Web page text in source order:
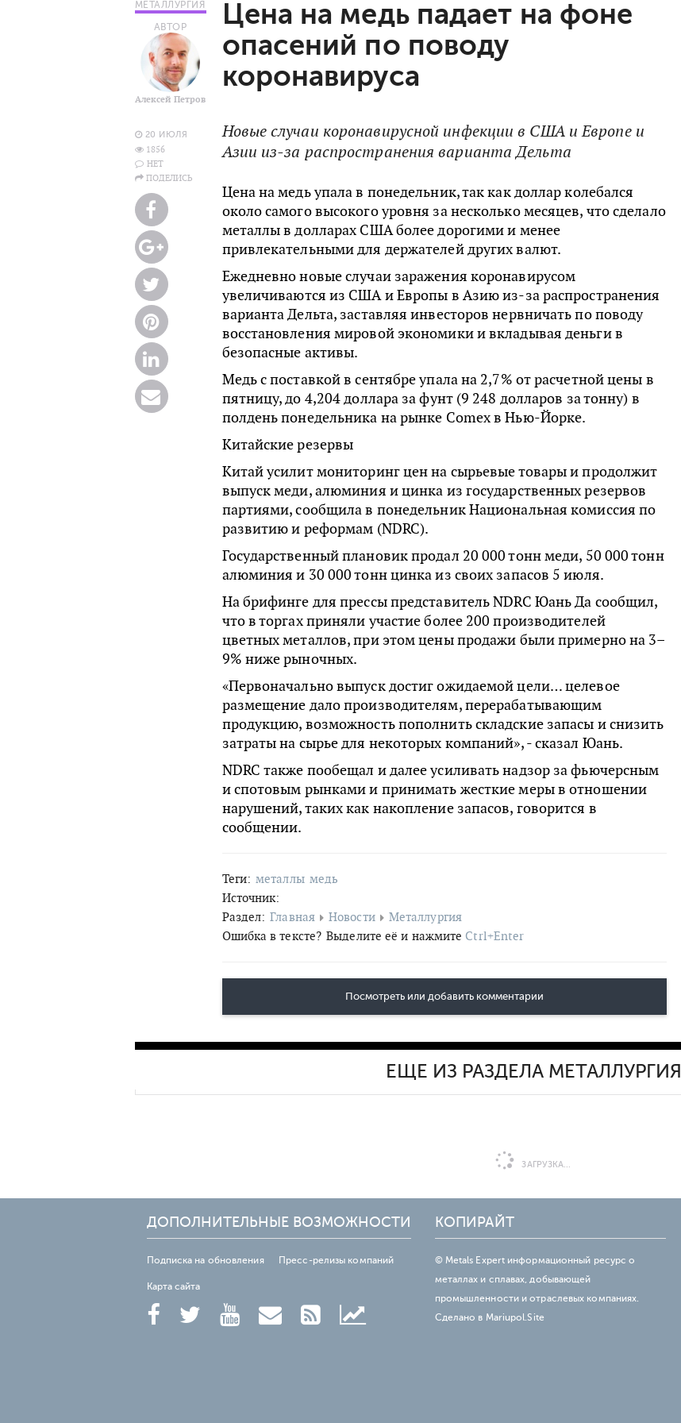
МЕТАЛЛУРГИЯ
АВТОР
Алексей Петров
20 ИЮЛЯ
1856
НЕТ
ПОДЕЛИСЬ
Цена на медь падает на фоне
опасений по поводу
коронавируса
Новые случаи коронавирусной инфекции в США и Европе и
Азии из-за распространения варианта Дельта
Цена на медь упала в понедельник, так как доллар колебался
около самого высокого уровня за несколько месяцев, что сделало
металлы в долларах США более дорогими и менее
привлекательными для держателей других валют.
Ежедневно новые случаи заражения коронавирусом
увеличиваются из США и Европы в Азию из-за распространения
варианта Дельта, заставляя инвесторов нервничать по поводу
восстановления мировой экономики и вкладывая деньги в
безопасные активы.
Медь с поставкой в ​​сентябре упала на 2,7% от расчетной цены в
пятницу, до 4,204 доллара за фунт (9 248 долларов за тонну) в
полдень понедельника на рынке Comex в Нью-Йорке.
Китайские резервы
Китай усилит мониторинг цен на сырьевые товары и продолжит
выпуск меди, алюминия и цинка из государственных резервов
партиями, сообщила в понедельник Национальная комиссия по
развитию и реформам (NDRC).
Государственный плановик продал 20 000 тонн меди, 50 000 тонн
алюминия и 30 000 тонн цинка из своих запасов 5 июля.
На брифинге для прессы представитель NDRC Юань Да сообщил,
что в торгах приняли участие более 200 производителей
цветных металлов, при этом цены продажи были примерно на 3–
9% ниже рыночных.
«Первоначально выпуск достиг ожидаемой цели… целевое
размещение дало производителям, перерабатывающим
продукцию, возможность пополнить складские запасы и снизить
затраты на сырье для некоторых компаний», - сказал Юань.
NDRC также пообещал и далее усиливать надзор за фьючерсным
и спотовым рынками и принимать жесткие меры в отношении
нарушений, таких как накопление запасов, говорится в
сообщении.
Теги: металлы медь
Источник:
Раздел: Главная Новости
Металлургия
Ошибка в тексте? Выделите её и нажмите Ctrl+Enter
Посмотреть или добавить комментарии
ЕЩЕ ИЗ РАЗДЕЛА МЕТАЛЛУРГИЯ
ЗАГРУЗКА...
ДОПОЛНИТЕЛЬНЫЕ ВОЗМОЖНОСТИ
Подписка на обновления Пресс-релизы компаний
Карта сайта
КОПИРАЙТ
© Metals Expert информационный ресурс о
металлах и сплавах, добывающей
промышленности и отраслевых компаниях.
Сделано в Mariupol.Site